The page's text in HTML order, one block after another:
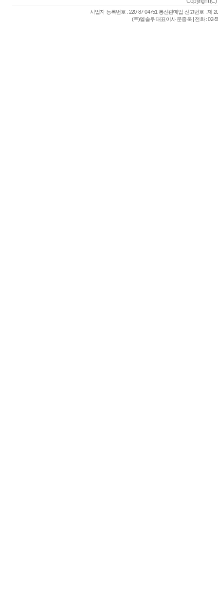
사업자 등록번호 : 220-87-04751 통신판매업 신고번호 : 제
(주)엘솔루 대표이사 문종욱 | 전화 : 02-